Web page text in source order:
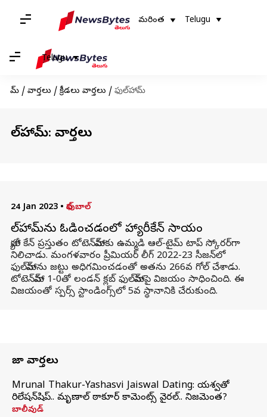
మరింత Telugu
Telugu
హోమ్ / వార్తలు / క్రీడలు వార్తలు / ఫుల్‌హామ్
ఫుల్‌హామ్: వార్తలు
24 Jan 2023 • ఫుట్ బాల్
ఫుల్‌హామ్‌ను ఓడించడంలో హ్యారీకేన్ సాయం
హ్యారీ కేన్ ప్రస్తుతం టోటెన్‌హామ్‌కు ఉమ్మడి ఆల్-టైమ్ టాప్ స్కోరర్‌గా
నిలిచాడు. మంగళవారం ప్రీమియర్ లీగ్ 2022-23 సీజన్‌లో
ఫుల్‌హామ్‌ను జట్టు అధిగమించడంతో అతను 266వ గోల్ చేశాడు.
టోటెన్‌హామ్ 1-0తో లండన్ క్లబ్ ఫుల్‌హామ్‌పై విజయం సాధించింది. ఈ
విజయంతో స్పర్స్ స్టాండింగ్స్‌లో 5వ స్థానానికి చేరుకుంది.
తాజా వార్తలు
Mrunal Thakur-Yashasvi Jaiswal Dating: యశస్వితో
రిలేషన్‌షిప్.. మృణాల్ ఠాకూర్ కామెంట్స్ వైరల్.. నిజమెంత?
బాలీవుడ్